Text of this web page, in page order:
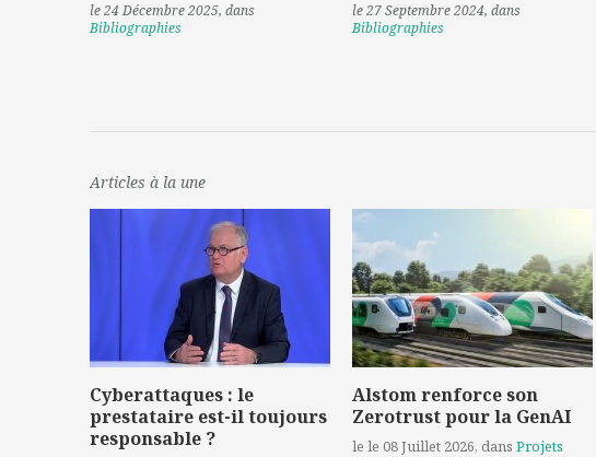
le 24 Décembre 2025, dans
Bibliographies
le 27 Septembre 2024, dans
Bibliographies
Articles à la une
Cyberattaques : le
prestataire est-il toujours
responsable ?
Alstom renforce son
Zerotrust pour la GenAI
le le 08 Juillet 2026, dans Projets